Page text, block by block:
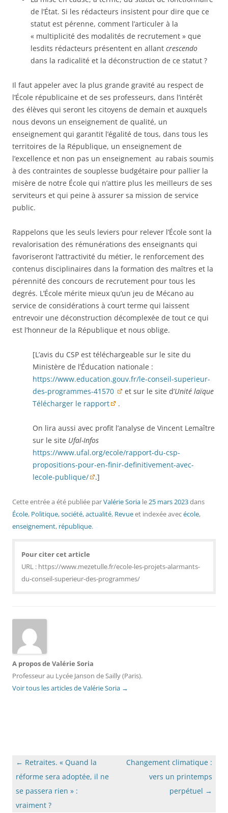
de l’État. Si les rédacteurs insistent pour dire que ce
statut est pérenne, comment l’articuler à la
« multiplicité des modalités de recrutement » que
lesdits rédacteurs présentent en allant crescendo
dans la radicalité et la déconstruction de ce statut ?
Il faut appeler avec la plus grande gravité au respect de
l’École républicaine et de ses professeurs, dans l’intérêt
des élèves qui seront les citoyens de demain et auxquels
nous devons un enseignement de qualité, un
enseignement qui garantit l’égalité de tous, dans tous les
territoires de la République, un enseignement de
l’excellence et non pas un enseignement au rabais soumis
à des contraintes de souplesse budgétaire pour pallier la
misère de notre École qui n’attire plus les meilleurs de ses
serviteurs et qui peine à assurer sa mission de service
public.
Rappelons que les seuls leviers pour relever l’École sont la
revalorisation des rémunérations des enseignants qui
favoriseront l’attractivité du métier, le renforcement des
contenus disciplinaires dans la formation des maîtres et la
pérennité des concours de recrutement pour tous les
degrés. L’École mérite mieux qu’un jeu de Mécano au
service de considérations à court terme qui laissent
entrevoir une déconstruction décomplexée de tout ce qui
est l’honneur de la République et nous oblige.
[L’avis du CSP est téléchargeable sur le site du
Ministère de l’Éducation nationale :
https://www.education.gouv.fr/le-conseil-superieur-
des-programmes-41570
et sur le site d’Unité laïque
Télécharger le rapport
.
On lira aussi avec profit l’analyse de Vincent Lemaître
sur le site Ufal-Infos
https://www.ufal.org/ecole/rapport-du-csp-
propositions-pour-en-finir-definitivement-avec-
lecole-publique/
.]
Cette entrée a été publiée parValérie Soria le25 mars 2023dans
École, Politique, société, actualité, Revueet indexée avecécole,
enseignement, république.
Pour citer cet article
URL : https://www.mezetulle.fr/ecole-les-projets-alarmants-
du-conseil-superieur-des-programmes/
A propos de Valérie Soria
Professeur au Lycée Janson de Sailly (Paris).
Voir tous les articles de Valérie Soria →
Navigation
des
articles
← Retraites. « Quand la
réforme sera adoptée, il ne
se passera rien » :
vraiment ?
Changement climatique :
vers un printemps
perpétuel →